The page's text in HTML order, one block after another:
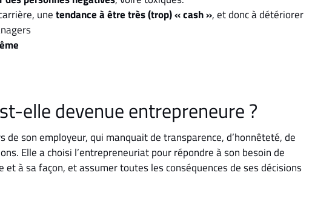
unetendance à être très (trop) « cash », et donc à détériorer
elle devenue entrepreneure ?
de son employeur, qui manquait de transparence, d’honnêteté, de
Elle a choisi l’entrepreneuriat pour répondre à son besoin de
à sa façon, et assumer toutes les conséquences de ses décisions